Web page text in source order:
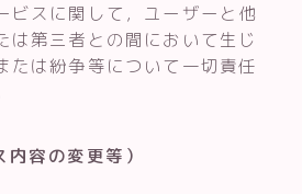
ビスに関して，ユーザーと他
は第三者との間において生じ
たは紛争等について一切責任
容の変更等）